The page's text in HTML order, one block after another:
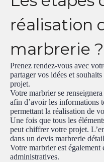
réalisation
marbrerie ?
Prenez rendez-vous avec
partager vos idées et
projet.
Votre marbrier se
afin d’avoir les informations
permettant la réalisation de
Une fois que tous les
peut chiffrer votre projet.
dans un devis marbrerie
Votre marbrier est également
administratives.